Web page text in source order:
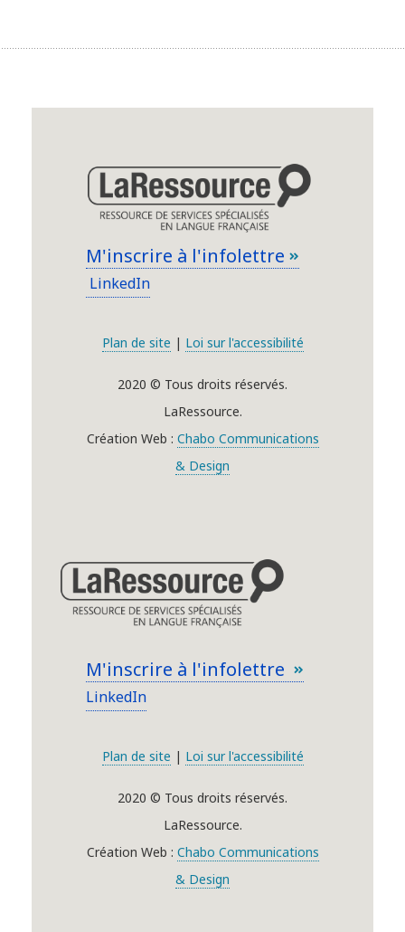
M'inscrire à l'infolettre
LinkedIn
Plan de site | Loi sur l'accessibilité
2020 © Tous droits réservés.
LaRessource.
Création Web : Chabo Communications
& Design
M'inscrire à l'infolettre
LinkedIn
Plan de site | Loi sur l'accessibilité
2020 © Tous droits réservés.
LaRessource.
Création Web : Chabo Communications
& Design